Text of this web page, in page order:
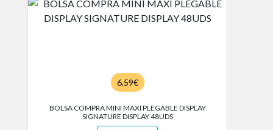
6.59€
BOLSA COMPRA MINI MAXI PLEGABLE DISPLAY
SIGNATURE DISPLAY 48UDS